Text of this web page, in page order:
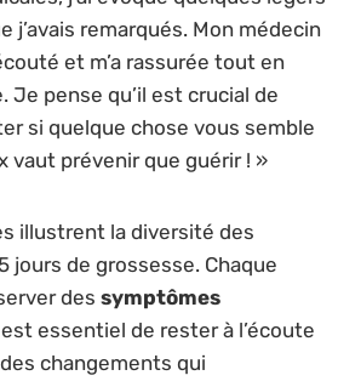
j’avais remarqués. Mon médecin
et m’a rassurée tout en
Je pense qu’il est crucial de
si quelque chose vous semble
vaut prévenir que guérir ! »
illustrent la diversité des
jours de grossesse. Chaque
des symptômes
essentiel de rester à l’écoute
changements qui